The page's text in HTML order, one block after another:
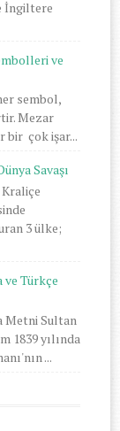
İngiltere
ve
sembol,
Mezar
bir çok işar...
Savaşı
3 ülke;
ve Türkçe
Metni Sultan
1839 yılında
...